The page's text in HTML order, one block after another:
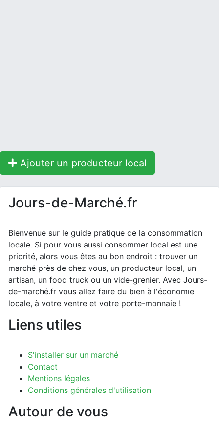
Ajouter un producteur local
Jours-de-Marché.fr
Bienvenue sur le guide pratique de la consommation
locale. Si pour vous aussi consommer local est une
priorité, alors vous êtes au bon endroit : trouver un
marché près de chez vous, un producteur local, un
artisan, un food truck ou un vide-grenier. Avec Jours-
de-marché.fr vous allez faire du bien à l'économie
locale, à votre ventre et votre porte-monnaie !
Liens utiles
S'installer sur un marché
Contact
Mentions légales
Conditions générales d'utilisation
Autour de vous